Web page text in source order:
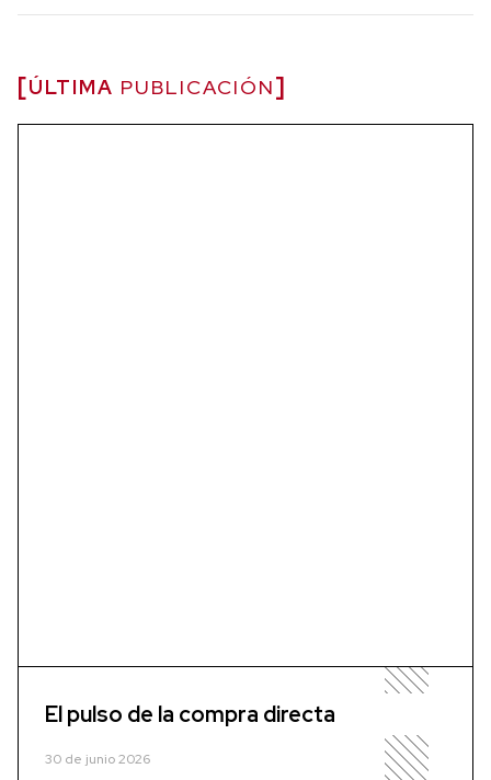
ÚLTIMA PUBLICACIÓN
El pulso de la compra directa
30 de junio 2026